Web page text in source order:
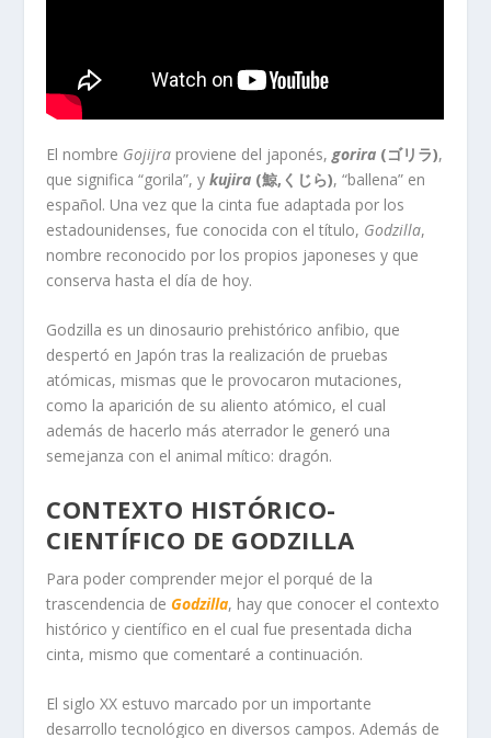
El nombre Gojijra proviene del japonés,gorira (ゴリラ),
que significa “gorila”, y kujira (鯨, くじら), “ballena” en
español. Una vez que la cinta fue adaptada por los
estadounidenses, fue conocida con el título, Godzilla,
nombre reconocido por los propios japoneses y que
conserva hasta el día de hoy.
Godzilla es un dinosaurio prehistórico anfibio, que
despertó en Japón tras la realización de pruebas
atómicas, mismas que le provocaron mutaciones,
como la aparición de su aliento atómico, el cual
además de hacerlo más aterrador le generó una
semejanza con el animal mítico: dragón.
CONTEXTO HISTÓRICO-
CIENTÍFICO DE GODZILLA
Para poder comprender mejor el porqué de la
trascendencia deGodzilla, hay que conocer el contexto
histórico y científico en el cual fue presentada dicha
cinta, mismo que comentaré a continuación.
El siglo XX estuvo marcado por un importante
desarrollo tecnológico en diversos campos. Además de